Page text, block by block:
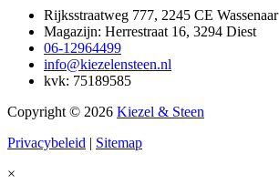
Rijksstraatweg 777, 2245 CE Wassenaar
Magazijn: Herrestraat 16, 3294 Diest
06-12964499
info@kiezelensteen.nl
kvk: 75189585
Copyright © 2026 Kiezel & Steen
Privacybeleid | Sitemap
×